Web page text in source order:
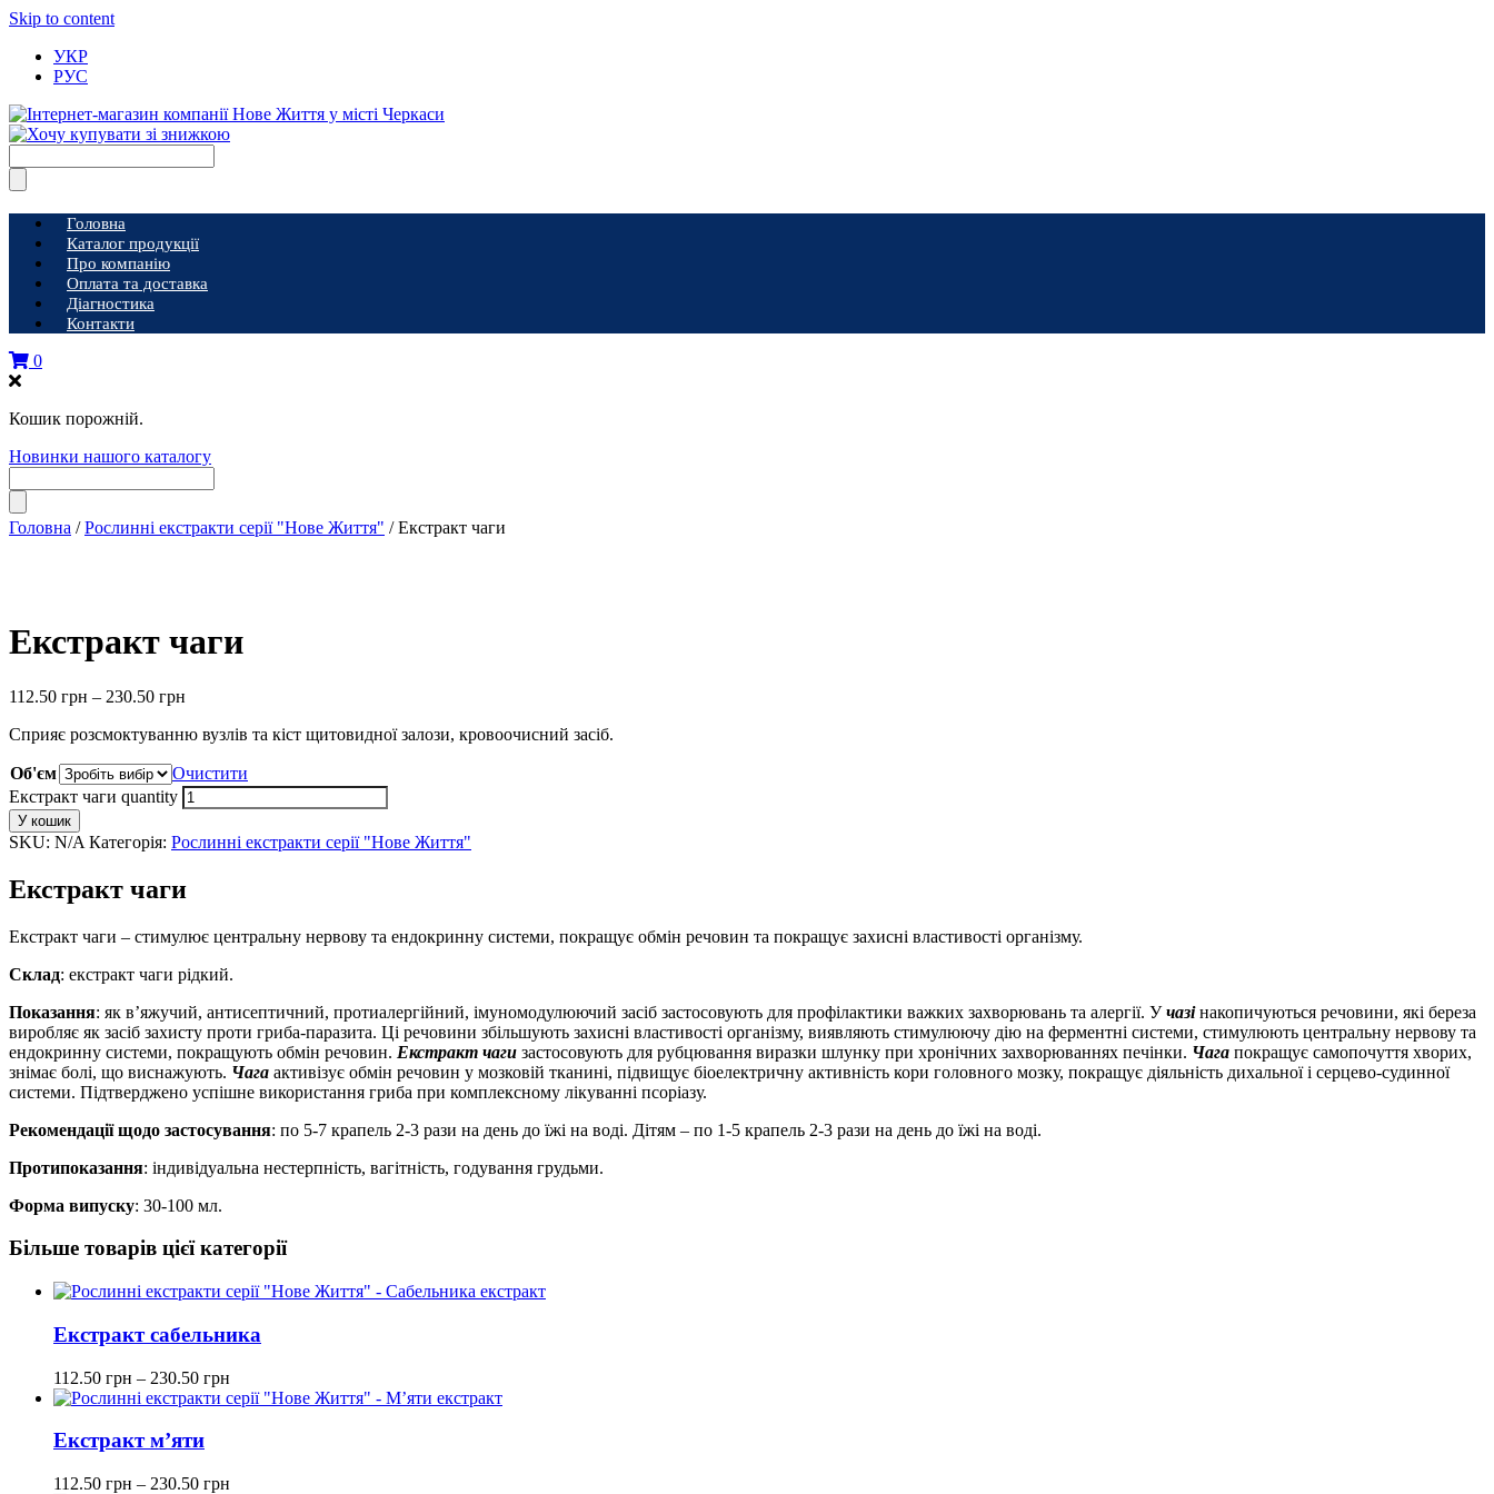
Skip to content
УКР
РУС
Головна
Каталог продукції
Про компанію
Оплата та доставка
Діагностика
Контакти
0
Кошик порожній.
Новинки нашого каталогу
Головна /Рослинні екстракти серії "Нове Життя" / Екстракт чаги
Екстракт чаги
112.50 грн – 230.50 грн
Сприяє розсмоктуванню вузлів та кіст щитовидної залози, кровоочисний засіб.
Об'єм
Очистити
Екстракт чаги quantity
У кошик
SKU: N/A Категорія: Рослинні екстракти серії "Нове Життя"
Екстракт чаги
Екстракт чаги – стимулює центральну нервову та ендокринну системи, покращує обмін речовин та покращує захисні властивості організму.
Склад: екстракт чаги рідкий.
Показання: як в’яжучий, антисептичний, протиалергійний, імуномодулюючий засіб застосовують для профілактики важких захворювань та алергії. Учазінакопичуються речовини, які береза
виробляє як засіб захисту проти гриба-паразита. Ці речовини збільшують захисні властивості організму, виявляють стимулюючу дію на ферментні системи, стимулюють центральну нервову та
ендокринну системи, покращують обмін речовин. Екстракт чаги застосовують для рубцювання виразки шлунку при хронічних захворюваннях печінки. Чага покращує самопочуття хворих,
знімає болі, що виснажують. Чага активізує обмін речовин у мозковій тканині, підвищує біоелектричну активність кори головного мозку, покращує діяльність дихальної і серцево-судинної
системи. Підтверджено успішне використання гриба при комплексному лікуванні псоріазу.
Рекомендації щодо застосування: по 5-7 крапель 2-3 рази на день до їжі на воді. Дітям – по 1-5 крапель 2-3 рази на день до їжі на воді.
Протипоказання: індивідуальна нестерпність, вагітність, годування грудьми.
Форма випуску: 30-100 мл.
Більше товарів цієї категорії
Екстракт сабельника
112.50 грн – 230.50 грн
Екстракт м’яти
112.50 грн – 230.50 грн